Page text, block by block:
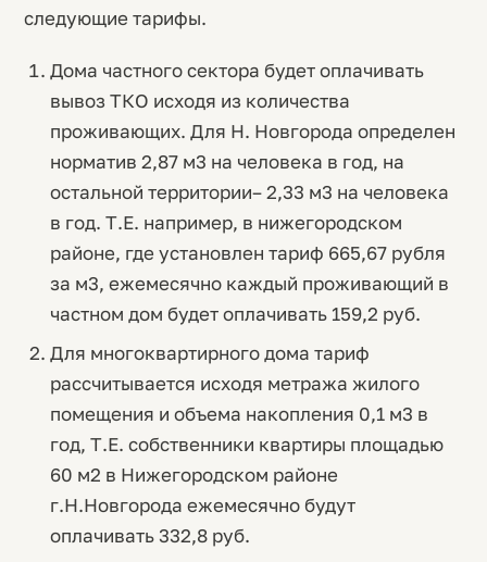
следующие тарифы.
Дома частного сектора будет оплачивать
вывоз ТКО исходя из количества
проживающих. Для Н. Новгорода определен
норматив 2,87 м3 на человека в год, на
остальной территории– 2,33 м3 на человека
в год. Т.Е. например, в нижегородском
районе, где установлен тариф 665,67 рубля
за м3, ежемесячно каждый проживающий в
частном дом будет оплачивать 159,2 руб.
Для многоквартирного дома тариф
рассчитывается исходя метража жилого
помещения и объема накопления 0,1 м3 в
год, Т.Е. собственники квартиры площадью
60 м2 в Нижегородском районе
г.Н.Новгорода ежемесячно будут
оплачивать 332,8 руб.